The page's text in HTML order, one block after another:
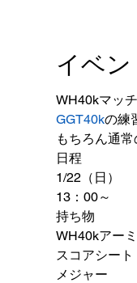
イベ
WH40kマッ
GGT40kの練
もちろん通
日程
1/22（日）
13：00～
持ち物
WH40kアー
スコアシート
メジャー